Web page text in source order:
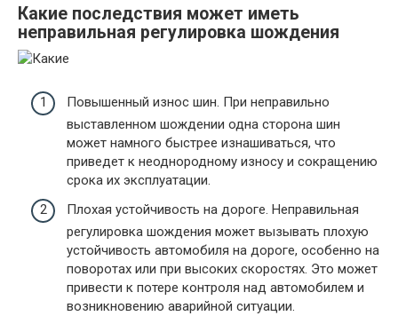
Какие последствия может иметь
неправильная регулировка шождения
Повышенный износ шин. При неправильно
выставленном шождении одна сторона шин
может намного быстрее изнашиваться, что
приведет к неоднородному износу и сокращению
срока их эксплуатации.
Плохая устойчивость на дороге. Неправильная
регулировка шождения может вызывать плохую
устойчивость автомобиля на дороге, особенно на
поворотах или при высоких скоростях. Это может
привести к потере контроля над автомобилем и
возникновению аварийной ситуации.